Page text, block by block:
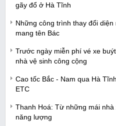
gãy đổ ở Hà Tĩnh
Những công trình thay đổi
mang tên Bác
Trước ngày miễn phí vé xe
nhà vệ sinh công cộng
Cao tốc Bắc - Nam qua Hà
ETC
Thanh Hoá: Từ những mái
năng lượng